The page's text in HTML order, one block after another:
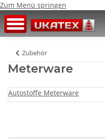
Zum Menü springen
Zubehör
Meterware
Autostoffe Meterware